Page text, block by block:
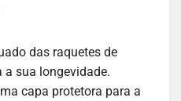
das raquetes de
sua longevidade.
capa protetora para a